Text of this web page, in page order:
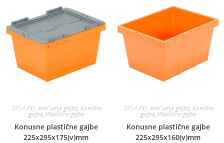
225×295 mm Serije gajbe, Konične
gajbe, Plastične gajbe
Konusne plastične gajbe
225x295x175(v)mm
225×295 mm Serije gajbe, Konične
gajbe, Plastične gajbe
Konusne plastične gajbe
225x295x160(v)mm